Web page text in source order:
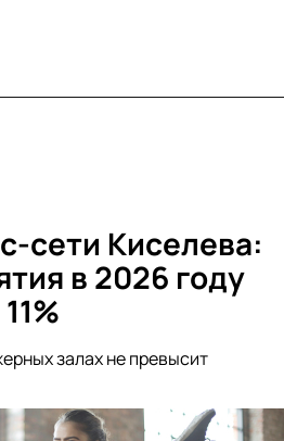
сети Киселева:
в 2026 году
залах не превысит